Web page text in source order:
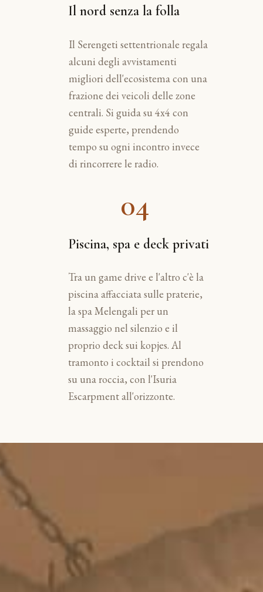
Il nord senza la folla
Il Serengeti settentrionale regala
alcuni degli avvistamenti
migliori dell'ecosistema con una
frazione dei veicoli delle zone
centrali. Si guida su 4x4 con
guide esperte, prendendo
tempo su ogni incontro invece
di rincorrere le radio.
04
Piscina, spa e deck privati
Tra un game drive e l'altro c'è la
piscina affacciata sulle praterie,
la spa Melengali per un
massaggio nel silenzio e il
proprio deck sui kopjes. Al
tramonto i cocktail si prendono
su una roccia, con l'Isuria
Escarpment all'orizzonte.